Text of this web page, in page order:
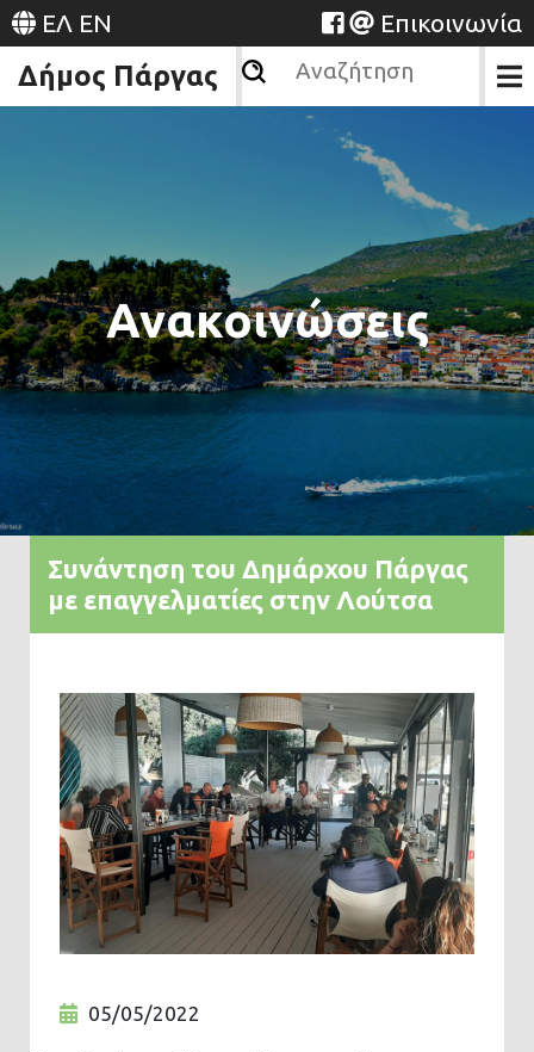
ΕΛ EN Επικοινωνία
Δήμος Πάργας
Ανακοινώσεις
Συνάντηση του Δημάρχου Πάργας
με επαγγελματίες στην Λούτσα
05/05/2022